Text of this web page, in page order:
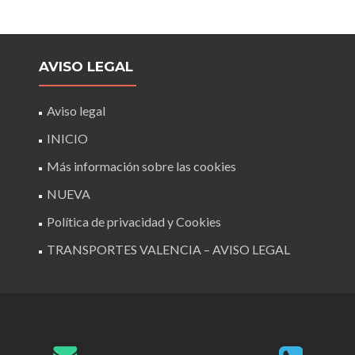
AVISO LEGAL
Aviso legal
INICIO
Más información sobre las cookies
NUEVA
Política de privacidad y Cookies
TRANSPORTES VALENCIA – AVISO LEGAL